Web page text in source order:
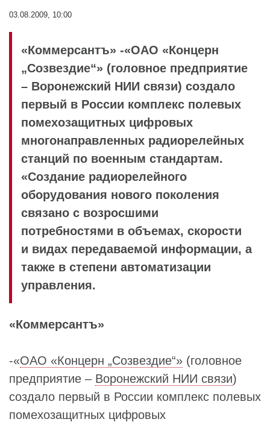
03.08.2009, 10:00
«Коммерсантъ» -«ОАО «Концерн
„Созвездие“» (головное предприятие
– Воронежский НИИ связи) создало
первый в России комплекс полевых
помехозащитных цифровых
многонаправленных радиорелейных
станций по военным стандартам.
«Создание радиорелейного
оборудования нового поколения
связано с возросшими
потребностями в объемах, скорости
и видах передаваемой информации, а
также в степени автоматизации
управления.
«Коммерсантъ»
-«ОАО «Концерн „Созвездие“» (головное
предприятие – Воронежский НИИ связи)
создало первый в России комплекс полевых
помехозащитных цифровых